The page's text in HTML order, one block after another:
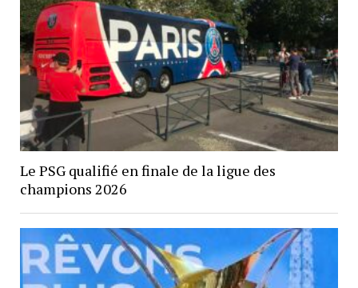
Le PSG qualifié en finale de la ligue des
champions 2026